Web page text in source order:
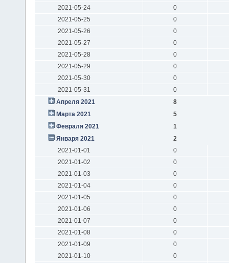
2021-05-24
0
2021-05-25
0
2021-05-26
0
2021-05-27
0
2021-05-28
0
2021-05-29
0
2021-05-30
0
2021-05-31
0
Апреля 2021
8
Марта 2021
5
Февраля 2021
1
Января 2021
2
2021-01-01
0
2021-01-02
0
2021-01-03
0
2021-01-04
0
2021-01-05
0
2021-01-06
0
2021-01-07
0
2021-01-08
0
2021-01-09
0
2021-01-10
0